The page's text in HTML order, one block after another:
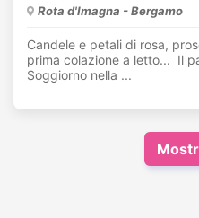
Rota d'Imagna - Bergamo
Candele e petali di rosa,
prima colazione a letto... Il
Soggiorno nella ...